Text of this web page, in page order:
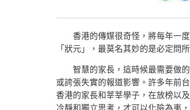
香港的傳媒很奇怪，將每年一度
「狀元」，最莫名其妙的是必定問
智慧的家長，這時候最需要做的
或誇張失實的報道影響。許多年前
香港的家長和莘莘學子，在放榜以